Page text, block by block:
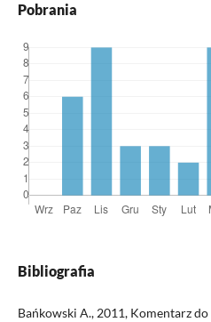
Pobrania
Bibliografia
Bańkowski A., 2011, Komentarz do